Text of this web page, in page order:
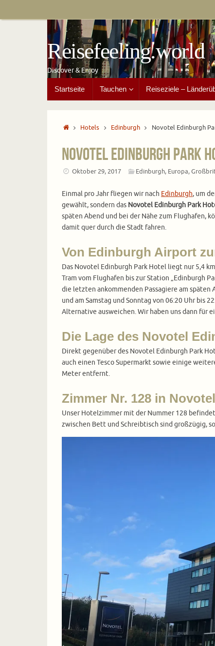
Reisefeeling.world
Discover & Enjoy
Inhalt
springen
Startseite Tauchen Reiseziele –
StartHotels Edinburgh Novotel Edinburgh
Novotel Edinburgh Park
Oktober 29, 2017 Edinburgh, Europa,
Einmal pro Jahr fliegen wir nach Edinburgh, um
gewählt, sondern das Novotel Edinburgh Park
späten Abend und bei der Nähe zum Flughafen,
damit quer durch die Stadt fahren.
Von Edinburgh Airport
Das Novotel Edinburgh Park Hotel liegt nur 5,4
Tram vom Flughafen bis zur Station „Edinburgh
die letzten ankommenden Passagiere am späten
und am Samstag und Sonntag von 06:20 Uhr bis
Alternative ausweichen. Wir haben uns dann für
Die Lage des Novotel
Direkt gegenüber des Novotel Edinburgh Park
auch einen Tesco Supermarkt sowie einige
Meter entfernt.
Zimmer Nr. 128 in
Unser Hotelzimmer mit der Nummer 128
zwischen Bett und Schreibtisch sind großzügig,